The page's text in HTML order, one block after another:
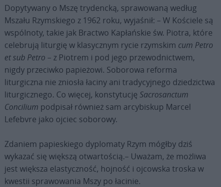
Dopytywany o Mszę trydencką, sprawowaną według
Mszału Rzymskiego z 1962 roku, wyjaśnił: – W Kościele są
wspólnoty, takie jak Bractwo Kapłańskie św. Piotra, które
celebrują liturgię w klasycznym rycie rzymskim cum Petro
et sub Petro – z Piotrem i pod jego przewodnictwem,
nigdy przeciwko papieżowi. Soborowa reforma
liturgiczna nie zniosła łaciny ani tradycyjnego dziedzictwa
liturgicznego. Co więcej, konstytucję Sacrosanctum
Concilium podpisał również sam arcybiskup Marcel
Lefebvre jako ojciec soborowy.
Zdaniem papieskiego dyplomaty Rzym mógłby dziś
wykazać się większą otwartością.– Uważam, że możliwa
jest większa elastyczność, hojność i ojcowska troska w
kwestii sprawowania Mszy po łacinie.